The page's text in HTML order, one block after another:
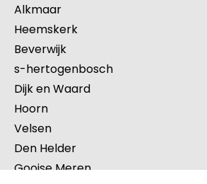
Alkmaar
Heemskerk
Beverwijk
s-hertogenbosch
Dijk en Waard
Hoorn
Velsen
Den Helder
Gooise Meren